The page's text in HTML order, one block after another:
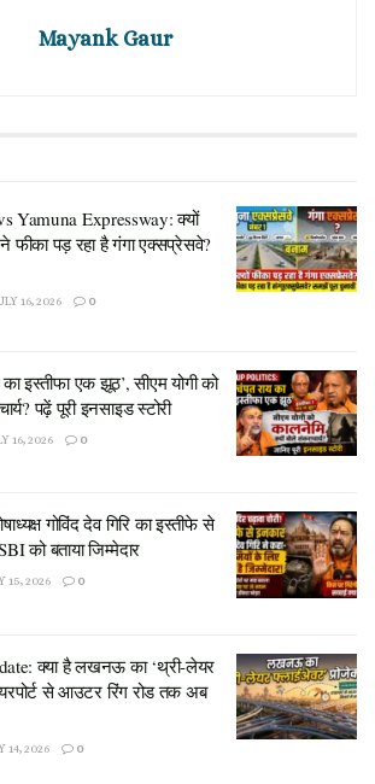
Mayank Gaur
Yamuna Expressway: क्यों
फीका पड़ रहा है गंगा एक्सप्रेसवे?
16, 2026 0
इस्तीफा एक झूठ’, सीएम योगी को
पढ़ें पूरी इनसाइड स्टोरी
16, 2026 0
गोविंद देव गिरि का इस्तीफे से
को बताया जिम्मेदार
15, 2026 0
क्या है लखनऊ का ‘थ्री-लेयर
से आउटर रिंग रोड तक अब
14, 2026 0